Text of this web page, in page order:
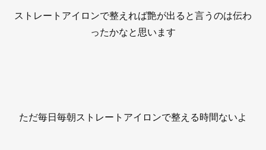
ストレートアイロンで整えれば艶が出ると言うのは伝わ
ったかなと思います
ただ毎日毎朝ストレートアイロンで整える時間ないよ